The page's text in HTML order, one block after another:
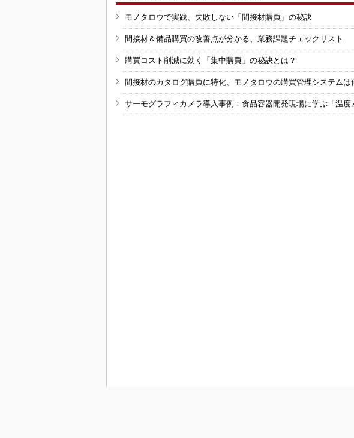
モノタロウで実践、失敗しない「間接材購買」の秘訣
間接材＆備品購買の改善点が分かる、業務課題チェックリスト
購買コスト削減に効く「集中購買」の秘訣とは？
間接材のカタログ購買に特化、モノタロウの購買管理システムは
サーモグラフィカメラ導入事例：食品容器開発現場に学ぶ「温度